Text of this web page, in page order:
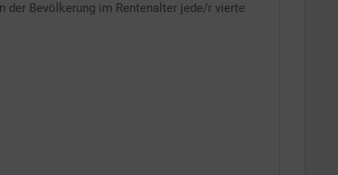
der Bevölkerung im Rentenalter jede/r vierte